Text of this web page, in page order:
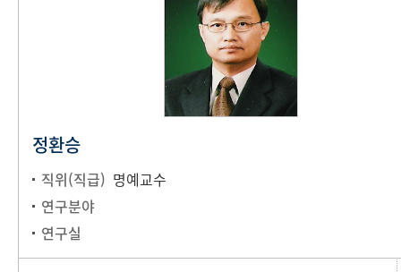
정환승
직위(직급) 명예교수
연구분야
연구실